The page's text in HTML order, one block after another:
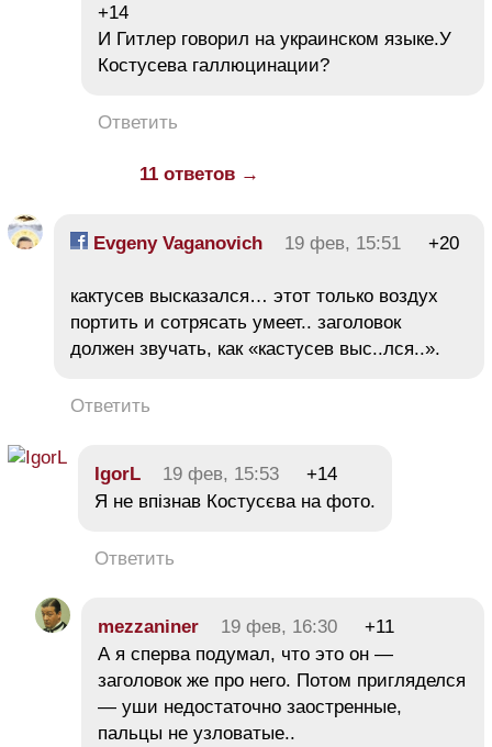
+14
И Гитлер говорил на украинском языке.У
Костусева галлюцинации?
Ответить
11 ответов →
Evgeny Vaganovich 19 фев, 15:51 +20
кактусев высказался… этот только воздух
портить и сотрясать умеет.. заголовок
должен звучать, как «кастусев выс..лся..».
Ответить
IgorL 19 фев, 15:53
+14
Я не впізнав Костусєва на фото.
Ответить
mezzaniner 19 фев, 16:30
+11
А я сперва подумал, что это он —
заголовок же про него. Потом пригляделся
— уши недостаточно заостренные,
пальцы не узловатые..